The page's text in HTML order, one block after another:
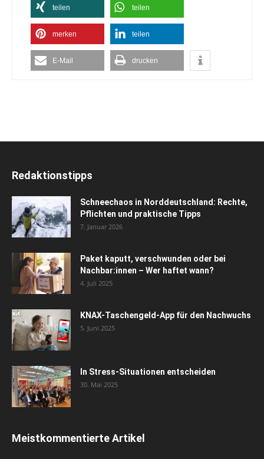
teilen teilen
merken teilen
E-Mail drucken
Redaktionstipps
Schneechaos in Norddeutschland: Rechte,
Pflichten und praktische Tipps
7. Januar 2026
Paket kaputt, verschwunden oder bei
Nachbar:innen – Wer haftet wann?
4. Juli 2025
KNAX-Taschengeld-App für den Nachwuchs
5. Juni 2025
In Stress-Situationen entscheiden
30. Mai 2025
Meistkommentierte Artikel